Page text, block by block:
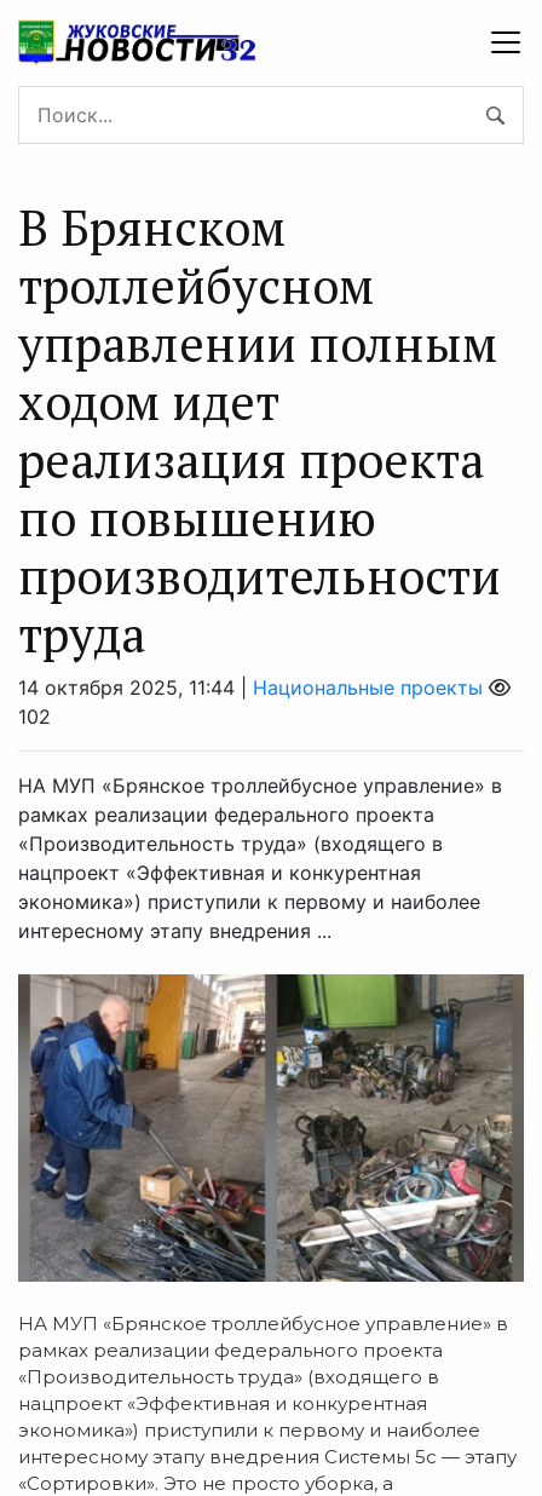
В Брянском
троллейбусном
управлении полным
ходом идет
реализация проекта
по повышению
производительности
труда
14 октября 2025, 11:44 | Национальные проекты
102
НА МУП «Брянское троллейбусное управление» в
рамках реализации федерального проекта
«Производительность труда» (входящего в
нацпроект «Эффективная и конкурентная
экономика») приступили к первому и наиболее
интересному этапу внедрения ...
НА МУП «Брянское троллейбусное управление» в
рамках реализации федерального проекта
«Производительность труда» (входящего в
нацпроект «Эффективная и конкурентная
экономика») приступили к первому и наиболее
интересному этапу внедрения Системы 5с — этапу
«Сортировки». Это не просто уборка, а